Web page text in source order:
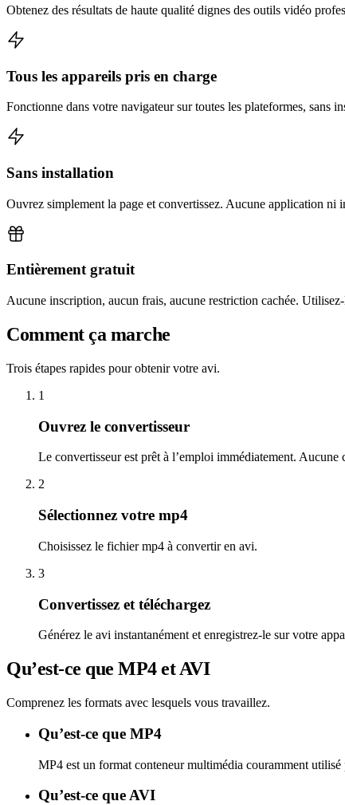
Obtenez des résultats de haute qualité dignes des outils vidéo
Tous les appareils pris en charge
Fonctionne dans votre navigateur sur toutes les plateformes, sans
Sans installation
Ouvrez simplement la page et convertissez. Aucune application ni
Entièrement gratuit
Aucune inscription, aucun frais, aucune restriction cachée.
Comment ça marche
Trois étapes rapides pour obtenir votre avi.
1
Ouvrez le convertisseur
Le convertisseur est prêt à l’emploi immédiatement. Aucune
2
Sélectionnez votre mp4
Choisissez le fichier mp4 à convertir en avi.
3
Convertissez et téléchargez
Générez le avi instantanément et enregistrez-le sur votre
Qu’est-ce que MP4 et AVI
Comprenez les formats avec lesquels vous travaillez.
Qu’est-ce que MP4
MP4 est un format conteneur multimédia couramment
Qu’est-ce que AVI